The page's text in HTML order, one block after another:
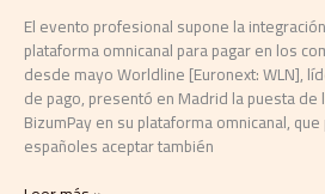
El evento profesional supone la
plataforma omnicanal para pagar en los
desde mayo Worldline [Euronext: WLN],
de pago, presentó en Madrid la puesta
BizumPay en su plataforma omnicanal,
españoles aceptar también